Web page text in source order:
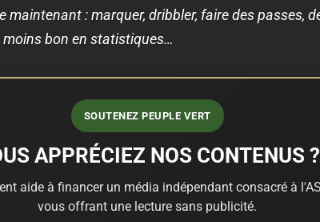
: marquer, dribbler, faire des passes,
moins bon en statistiques…
SOUTENEZ PEUPLE VERT
APPRÉCIEZ NOS CONTENUS ?
aide à financer un média indépendant consacré à
vous offrant une lecture sans publicité.